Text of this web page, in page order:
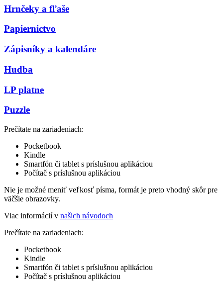
Hrnčeky a fľaše
Papiernictvo
Zápisníky a kalendáre
Hudba
LP platne
Puzzle
Prečítate na zariadeniach:
Pocketbook
Kindle
Smartfón či tablet s príslušnou aplikáciou
Počítač s príslušnou aplikáciou
Nie je možné meniť veľkosť písma, formát je preto vhodný skôr pre
väčšie obrazovky.
Viac informácií v našich návodoch
Prečítate na zariadeniach:
Pocketbook
Kindle
Smartfón či tablet s príslušnou aplikáciou
Počítač s príslušnou aplikáciou